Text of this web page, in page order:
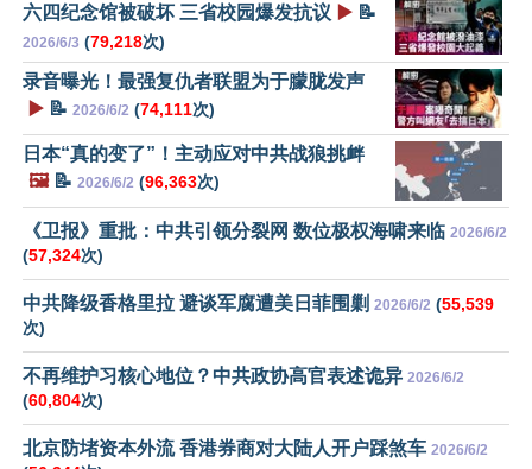
六四纪念馆被破坏 三省校园爆发抗议 ▶️ 📝
2026/6/3 (79,218次)
录音曝光！最强复仇者联盟为于朦胧发声
▶️ 📝 2026/6/2 (74,111次)
日本“真的变了”！主动应对中共战狼挑衅
🖼️📝 2026/6/2 (96,363次)
《卫报》重批：中共引领分裂网 数位极权海啸来临 2026/6/2
(57,324次)
中共降级香格里拉 避谈军腐遭美日菲围剿 2026/6/2 (55,539
次)
不再维护习核心地位？中共政协高官表述诡异 2026/6/2
(60,804次)
北京防堵资本外流 香港券商对大陆人开户踩煞车 2026/6/2